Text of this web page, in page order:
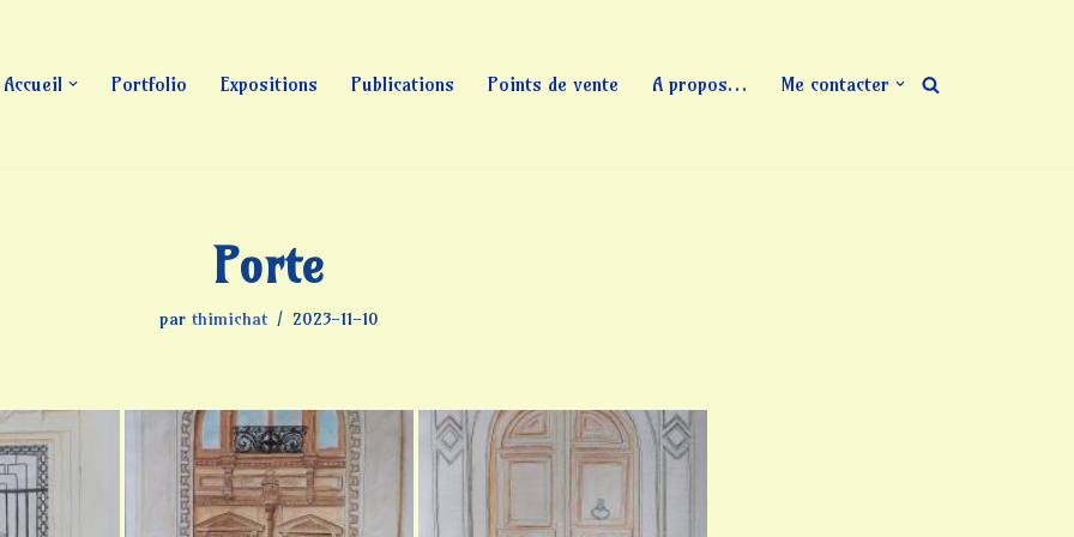
Accueil Portfolio Expositions Publications Points de vente A propos… Me contacter
Porte
par thimichat 2023-11-10